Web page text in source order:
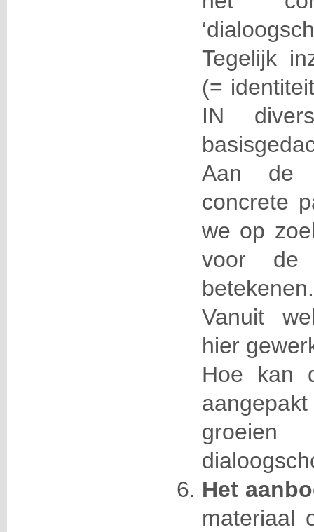
Tegelijk
(=
IN
Aan de
concrete
we op
voor de
betekenen.
Vanuit
hier
Hoe kan
Het
materiaal